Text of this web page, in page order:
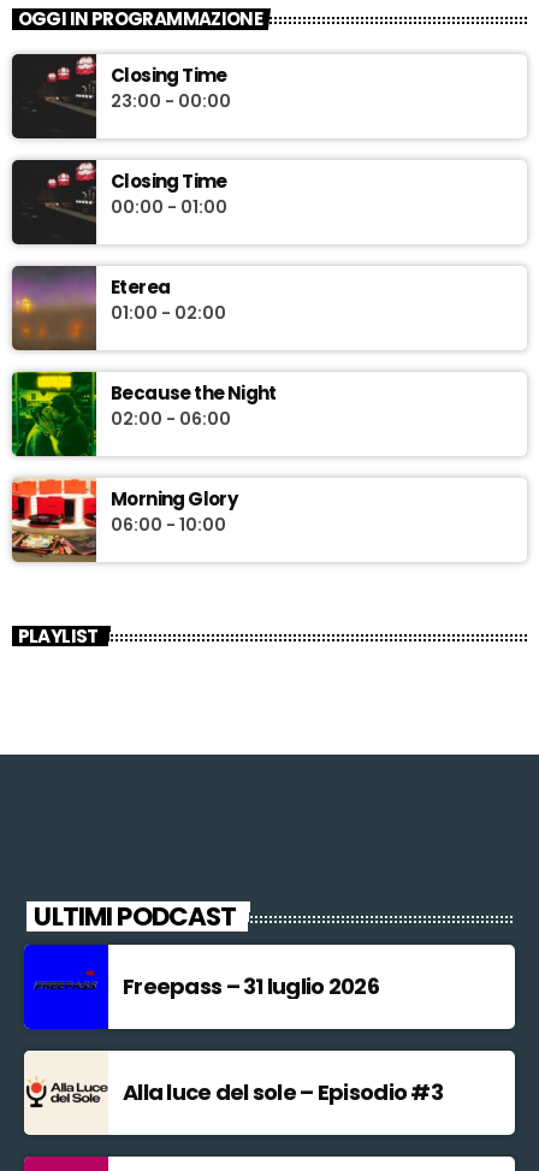
OGGI IN PROGRAMMAZIONE
Closing Time
23:00 - 00:00
Closing Time
00:00 - 01:00
Eterea
01:00 - 02:00
Because the Night
02:00 - 06:00
Morning Glory
06:00 - 10:00
PLAYLIST
ULTIMI PODCAST
Freepass – 31 luglio 2026
Alla luce del sole – Episodio #3